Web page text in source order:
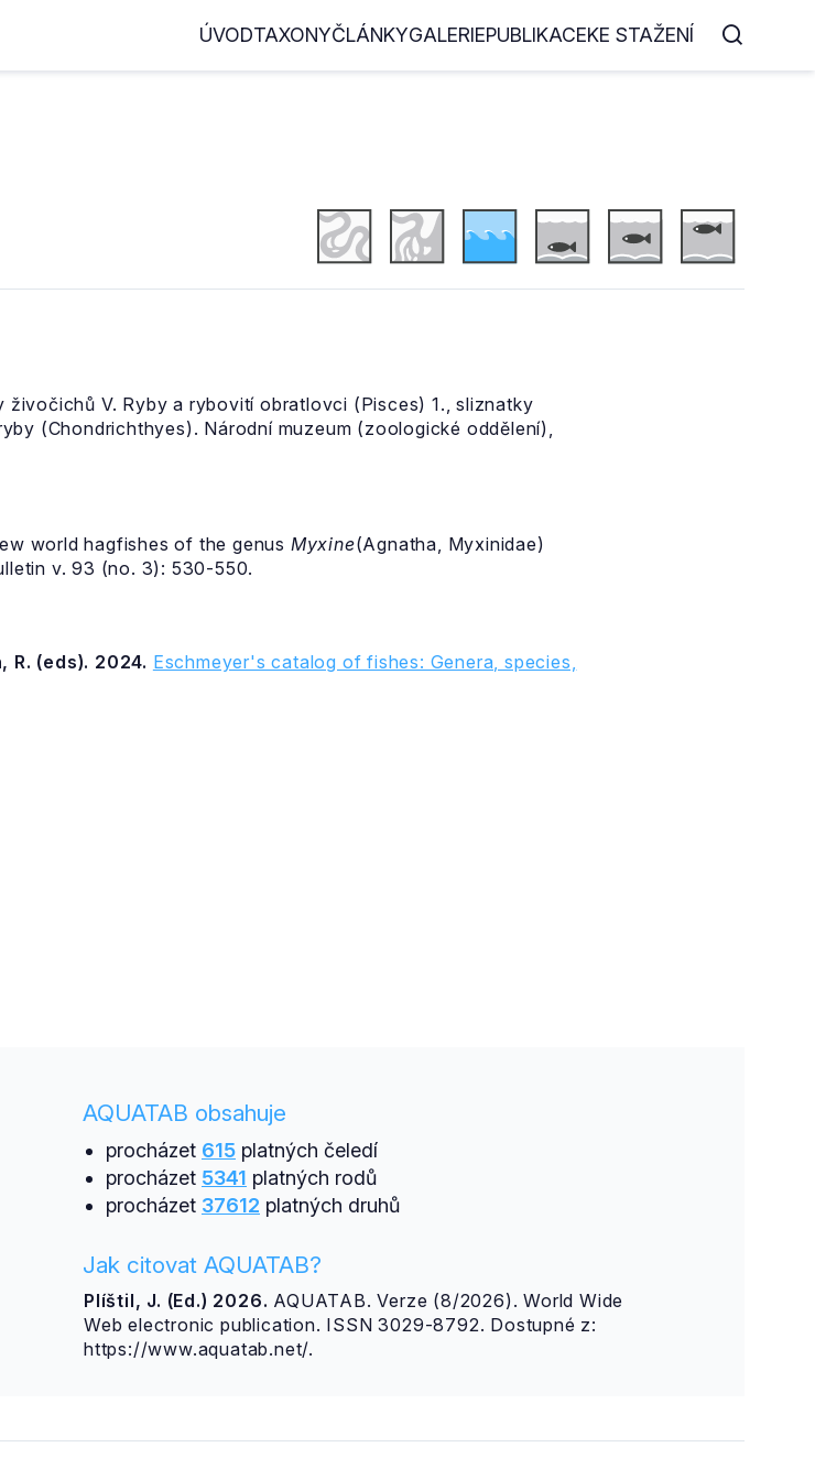
ÚVODTAXONYČLÁNKYGALERIEPUBLIKACEKE STAŽENÍ
živočichů V. Ryby a rybovití obratlovci (Pisces) 1., sliznatky
(Chondrichthyes). Národní muzeum (zoologické oddělení),
world hagfishes of the genus Myxine(Agnatha, Myxinidae)
v. 93 (no. 3): 530-550.
R. (eds). 2024. Eschmeyer's catalog of fishes: Genera, species,
AQUATAB obsahuje
procházet 615platných čeledí
procházet 5341 platných rodů
procházet 37612 platných druhů
Jak citovat AQUATAB?
Plíštil, J. (Ed.) 2026. AQUATAB. Verze (8/2026). World Wide
Web electronic publication. ISSN 3029-8792. Dostupné z:
https://www.aquatab.net/.